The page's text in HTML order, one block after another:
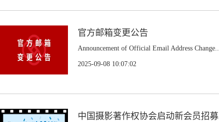
官方邮箱变更公告
Announcement of Official Email Address
2025-09-08 10:07:02
中国摄影著作权协会启动新会员招